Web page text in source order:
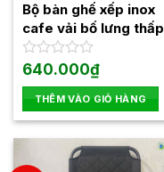
Bộ bàn ghế xếp inox
cafe vải bố lưng thấp
gấp gọn giá rẻ
Được
hạng
0
5
sao
640.000₫
THÊM VÀO GIỎ HÀNG